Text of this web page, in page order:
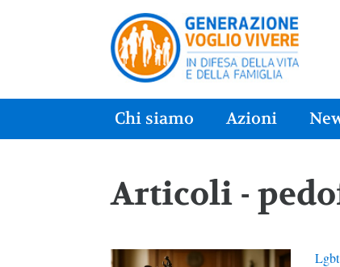
Chi siamo Azioni
Articoli -
Lgbt